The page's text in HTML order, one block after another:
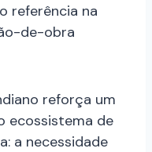
referência na
de-obra
reforça um
ecossistema de
a necessidade